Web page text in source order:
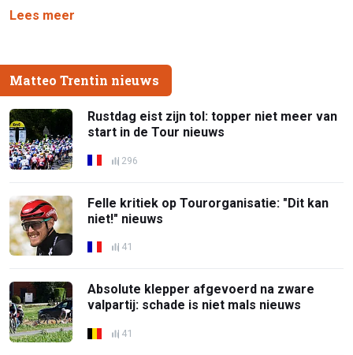
Lees meer
Matteo Trentin nieuws
Rustdag eist zijn tol: topper niet meer van
start in de Tour nieuws
296
Felle kritiek op Tourorganisatie: "Dit kan
niet!" nieuws
41
Absolute klepper afgevoerd na zware
valpartij: schade is niet mals nieuws
41